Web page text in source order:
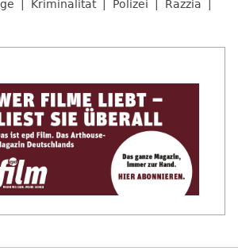
Kriminalität Polizei
Razzia